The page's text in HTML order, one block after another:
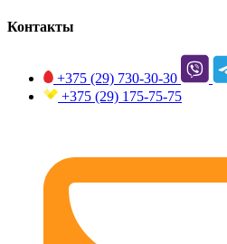
Контакты
+375 (29) 730-30-30
+375 (29) 175-75-75